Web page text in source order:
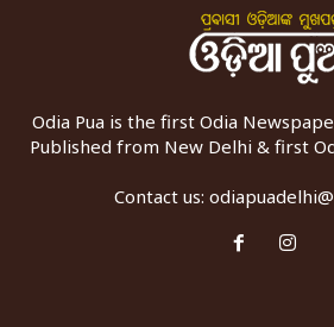
Odia Pua is the first Odia
Published from New Delhi & first
Contact us: